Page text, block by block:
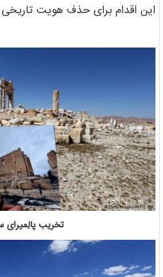
این اقدام برای حذف هویت
تخریب پالِمیرای